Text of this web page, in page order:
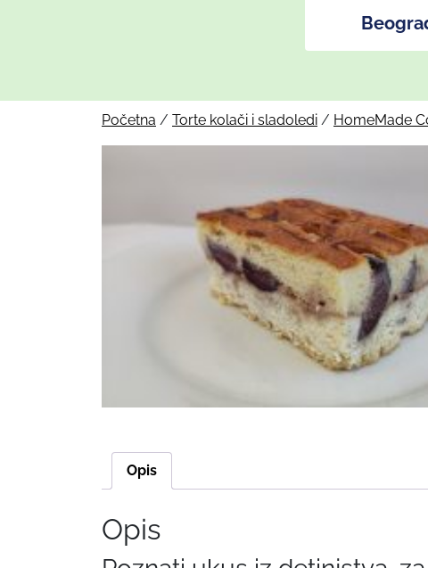
Početna / Torte kolači i sladoledi / HomeMade
Opis
Opis